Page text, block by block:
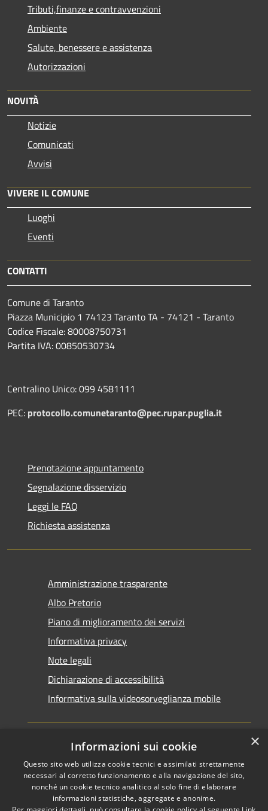
Tributi,finanze e contravvenzioni
Ambiente
Salute, benessere e assistenza
Autorizzazioni
NOVITÀ
Notizie
Comunicati
Avvisi
VIVERE IL COMUNE
Luoghi
Eventi
CONTATTI
Comune di Taranto
Piazza Municipio 1 74123 Taranto TA - 74121 - Taranto
Codice Fiscale: 80008750731
Partita IVA: 00850530734
Centralino Unico: 099 4581111
PEC: protocollo.comunetaranto@pec.rupar.puglia.it
Prenotazione appuntamento
Segnalazione disservizio
Leggi le FAQ
Richiesta assistenza
Amministrazione trasparente
Albo Pretorio
Piano di miglioramento dei servizi
Informativa privacy
Note legali
Dichiarazione di accessibilità
Informativa sulla videosorveglianza mobile
RSS
Accessibilità
Copyright © 2026 • Comune di
Taranto • Powered by
Municipium•Accesso
×
Informazioni sui cookie
Questo sito web utilizza cookie tecnici e assimilati strettamente
necessari al corretto funzionamento e alla navigazione del sito,
nonché un cookie tecnico analitico al solo fine di elaborare
informazioni statistiche, aggregate e anonime.